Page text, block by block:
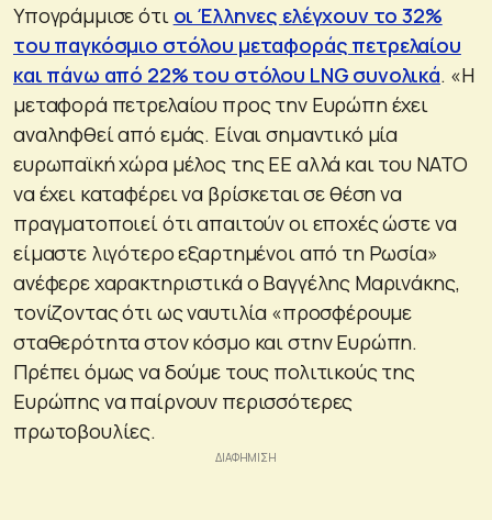
Υπογράμμισε ότι οι Έλληνες ελέγχουν το 32%
του παγκόσμιο στόλου μεταφοράς πετρελαίου
και πάνω από 22% του στόλου LNG συνολικά. «Η
μεταφορά πετρελαίου προς την Ευρώπη έχει
αναληφθεί από εμάς. Είναι σημαντικό μία
ευρωπαϊκή χώρα μέλος της ΕΕ αλλά και του ΝΑΤΟ
να έχει καταφέρει να βρίσκεται σε θέση να
πραγματοποιεί ότι απαιτούν οι εποχές ώστε να
είμαστε λιγότερο εξαρτημένοι από τη Ρωσία»
ανέφερε χαρακτηριστικά ο Βαγγέλης Μαρινάκης,
τονίζοντας ότι ως ναυτιλία «προσφέρουμε
σταθερότητα στον κόσμο και στην Ευρώπη.
Πρέπει όμως να δούμε τους πολιτικούς της
Ευρώπης να παίρνουν περισσότερες
πρωτοβουλίες.